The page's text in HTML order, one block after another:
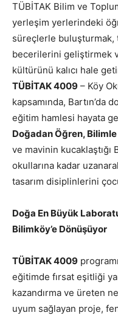
TÜBİTAK Bilim ve
yerleşim yerlerindeki
süreçlerle buluşturmak,
becerilerini geliştirmek
kültürünü kalıcı hale
TÜBİTAK 4009 – Köy
kapsamında, Bartın’da
eğitim hamlesi hayata
Doğadan Öğren, Bilimle
ve mavinin kucaklaştığı
okullarına kadar
tasarım disiplinlerini
Doğa En Büyük
Bilimköy’e Dönüşüyor
TÜBİTAK 4009
eğitimde fırsat eşitliği
kazandırma ve üreten
uyum sağlayan proje,